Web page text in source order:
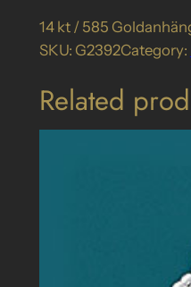
14 kt / 585
SKU: G2392Category:
Related